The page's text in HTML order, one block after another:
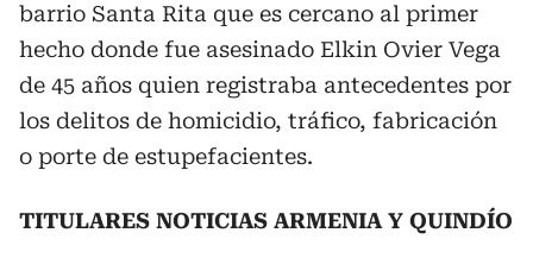
barrio Santa Rita que es cercano al primer
hecho donde fue asesinado Elkin Ovier Vega
de 45 años quien registraba antecedentes por
los delitos de homicidio, tráfico, fabricación
o porte de estupefacientes.
TITULARES NOTICIAS ARMENIA Y QUINDÍO